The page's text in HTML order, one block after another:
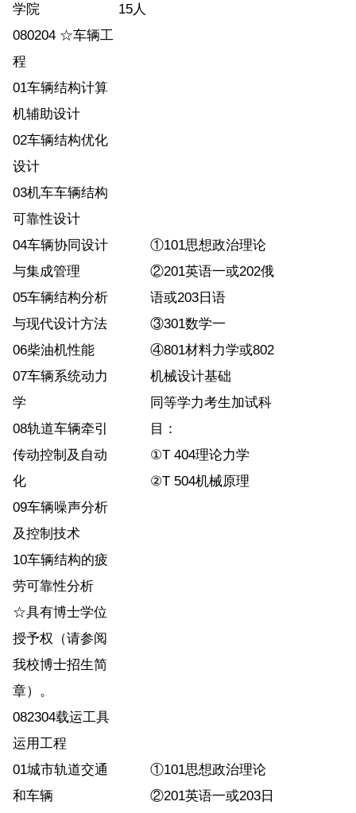
学院
15人
080204 ☆车辆工
程
01车辆结构计算
机辅助设计
02车辆结构优化
设计
03机车车辆结构
可靠性设计
04车辆协同设计
与集成管理
05车辆结构分析
与现代设计方法
06柴油机性能
07车辆系统动力
学
08轨道车辆牵引
传动控制及自动
化
09车辆噪声分析
及控制技术
10车辆结构的疲
劳可靠性分析
☆具有博士学位
授予权（请参阅
我校博士招生简
章）。
①101思想政治理论
②201英语一或202俄
语或203日语
③301数学一
④801材料力学或802
机械设计基础
同等学力考生加试科
目：
①T 404理论力学
②T 504机械原理
082304载运工具
运用工程
01城市轨道交通
和车辆
①101思想政治理论
②201英语一或203日